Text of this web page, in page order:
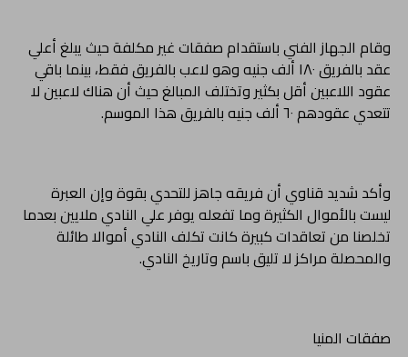
وقام الجهاز الفني باستقدام صفقات غير مكلفة حيث يبلغ أعلي
عقد بالفريق ١٨٠ ألف جنيه وهو لاعب بالفريق فقط، بينما باقي
عقود اللاعبين أقل بكثير وتختلف المبالغ حيث أن هناك لاعبين لا
تتعدي عقودهم ٦٠ ألف جنيه بالفريق هذا الموسم.
وأكد شديد قناوي أن فريقه جاهز للتحدي بقوة وإن العبرة
ليست بالأموال الكثيرة وما تفعله يوفر علي النادي ملايين بعدما
تخلصنا من تعاقدات كبيرة كانت تكلف النادي أموالا طائلة
والمحصلة مراكز لا تليق باسم وتاريخ النادي.
صفقات المنيا